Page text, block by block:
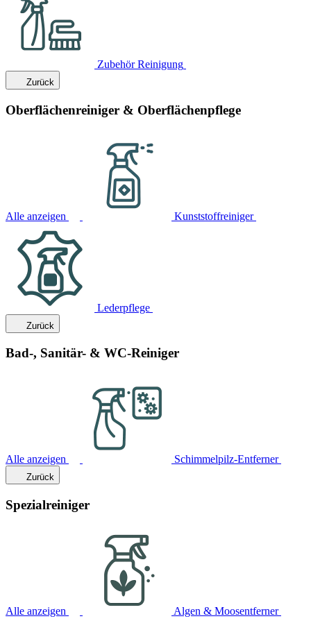
Zubehör Reinigung
Zurück
Oberflächenreiniger & Oberflächenpflege
Alle anzeigen Kunststoffreiniger
Lederpflege
Zurück
Bad-, Sanitär- & WC-Reiniger
Alle anzeigen Schimmelpilz-Entferner
Zurück
Spezialreiniger
Alle anzeigen Algen & Moosentferner